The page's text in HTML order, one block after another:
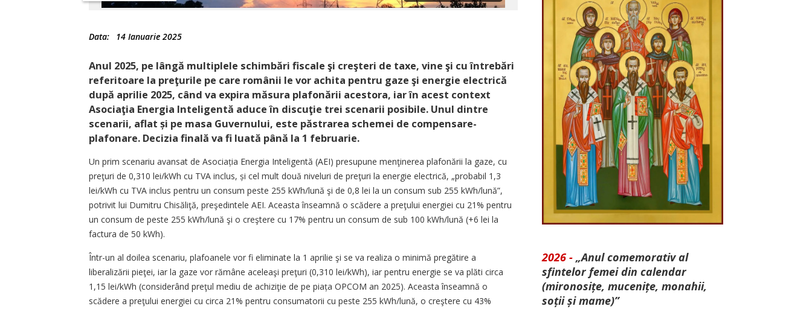
Data: 14 Ianuarie 2025
Anul 2025, pe lângă multiplele schimbări fiscale şi creşteri de taxe, vine şi cu întrebări
referitoare la preţurile pe care românii le vor achita pentru gaze şi energie electrică
după aprilie 2025, când va expira măsura plafonării acestora, iar în acest context
Asociaţia Energia Inteligentă aduce în discuţie trei scenarii posibile. Unul dintre
scenarii, aflat și pe masa Guvernului, este păstrarea schemei de compensare-
plafonare. Decizia finală va fi luată până la 1 februarie.
Un prim scenariu avansat de Asociația Energia Inteligentă (AEI) presupune menţi­nerea plafonării la gaze, cu
preţuri de 0,310 lei/kWh cu TVA inclus, și cel mult două ni­veluri de preţuri la energie electrică, „probabil 1,3
lei/kWh cu TVA inclus pentru un consum peste 255 kWh/lună şi de 0,8 lei la un consum sub 255 kWh/lună”,
potrivit lui Dumitru Chisăliţă, preşedintele AEI. Aceasta înseamnă o scădere a preţului energiei cu 21% pentru
un consum de peste 255 kWh/lună şi o creştere cu 17% pentru un consum de sub 100 kWh/lună (+6 lei la
factura de 50 kWh).
Într-un al doilea scenariu, plafoanele vor fi eliminate la 1 aprilie şi se va realiza o minimă pregătire a
liberalizării pieţei, iar la gaze vor rămâne aceleaşi preţuri (0,310 lei/kWh), iar pentru energie se va plăti circa
1,15 lei/kWh (considerând preţul mediu de achiziţie de pe piața OPCOM an 2025). Aceasta înseamnă o
scădere a preţului energiei cu circa 21% pentru consumatorii cu peste 255 kWh/lună, o creştere cu 43%
2026 - „Anul comemorativ al
sfintelor femei din calendar
(mironosițe, mu­cenițe, monahii,
soții și mame)”